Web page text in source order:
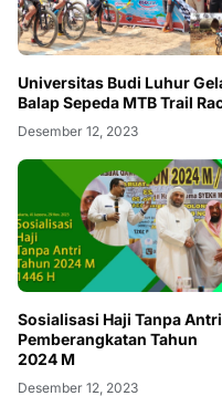
Universitas Budi Luhur
Balap Sepeda MTB Trail
Desember 12, 2023
Sosialisasi Haji Tanpa Antri
Pemberangkatan Tahun
2024 M
Desember 12, 2023